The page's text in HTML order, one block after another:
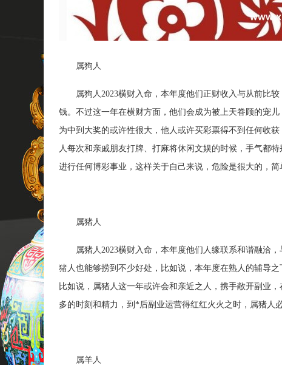
属狗人
属狗人2023横财入命，本年度他们正财收入与从前比较
钱。不过这一年在横财方面，他们会成为被上天眷顾的宠
为中到大奖的或许性很大，他人或许买彩票得不到任何收
人每次和亲戚朋友打牌、打麻将休闲文娱的时候，手气都
进行任何博彩事业，这样关于自己来说，危险是很大的，
属猪人
属猪人2023横财入命，本年度他们人缘联系和谐融洽，
猪人也能够捞到不少好处，比如说，本年度在熟人的辅导
比如说，属猪人这一年或许会和亲近之人，携手敞开副业
多的时刻和精力，到*后副业运营得红红火火之时，属猪人
属羊人